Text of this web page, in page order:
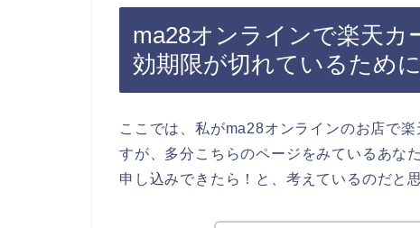
ma28オンラインで楽天カ
効期限が切れているため
ここでは、私がma28オンラインのお店で
すが、多分こちらのページをみているあな
申し込みできたら！と、考えているのだと